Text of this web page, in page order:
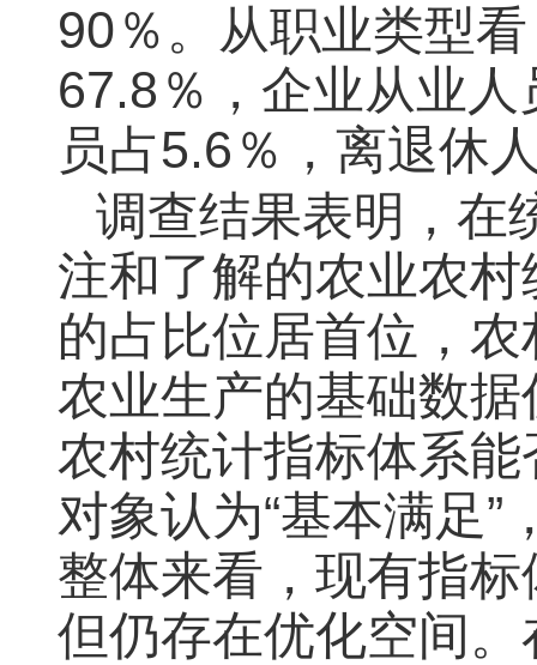
90％。从职业类型
67.8％，企业从业
员占5.6％，离退休
调查结果表明，在
注和了解的农业农
的占比位居首位，
农业生产的基础数
农村统计指标体系
对象认为“基本满足”
整体来看，现有指
但仍存在优化空间